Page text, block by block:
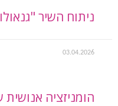
ניתוח השיר
03.04.2026
הומניזציה